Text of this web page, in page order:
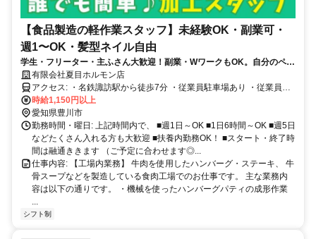
【食品製造の軽作業スタッフ】未経験OK・副業可・
週1〜OK・髪型ネイル自由
学生・フリーター・主ふさん大歓迎！副業・WワークもOK。自分のペー
スで週1〜OK！
有限会社夏目ホルモン店
アクセス: ・名鉄諏訪駅から徒歩7分 ・従業員駐車場あり ・従業員駐
輪場あり
時給1,150円以上
愛知県豊川市
勤務時間・曜日: 上記時間内で、 ■週1日～OK ■1日6時間～OK ■週5日
などたくさん入れる方も大歓迎 ■扶養内勤務OK！ ■スタート・終了時
間は融通ききます （ご予定に合わせます◎...
仕事内容: 【工場内業務】 牛肉を使用したハンバーグ・ステーキ、 牛
骨スープなどを製造している食肉工場でのお仕事です。 主な業務内
容は以下の通りです。 ・機械を使ったハンバーグパティの成形作業
...
シフト制